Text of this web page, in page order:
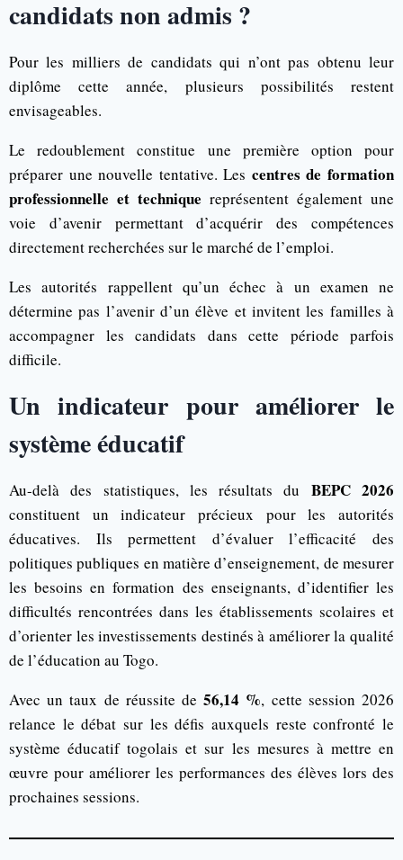
candidats non admis ?
Pour les milliers de candidats qui n’ont pas obtenu leur
diplôme cette année, plusieurs possibilités restent
envisageables.
Le redoublement constitue une première option pour
préparer une nouvelle tentative. Les centres de formation
professionnelle et technique représentent également une
voie d’avenir permettant d’acquérir des compétences
directement recherchées sur le marché de l’emploi.
Les autorités rappellent qu’un échec à un examen ne
détermine pas l’avenir d’un élève et invitent les familles à
accompagner les candidats dans cette période parfois
difficile.
Un indicateur pour améliorer le
système éducatif
Au-delà des statistiques, les résultats du BEPC 2026
constituent un indicateur précieux pour les autorités
éducatives. Ils permettent d’évaluer l’efficacité des
politiques publiques en matière d’enseignement, de mesurer
les besoins en formation des enseignants, d’identifier les
difficultés rencontrées dans les établissements scolaires et
d’orienter les investissements destinés à améliorer la qualité
de l’éducation au Togo.
Avec un taux de réussite de56,14 %, cette session 2026
relance le débat sur les défis auxquels reste confronté le
système éducatif togolais et sur les mesures à mettre en
œuvre pour améliorer les performances des élèves lors des
prochaines sessions.